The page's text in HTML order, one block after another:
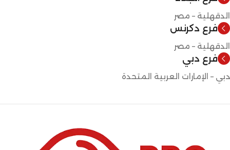
الدقهلية – مصر
فرع دكرنس
الدقهلية – مصر
فرع دبي
دبي – الإمارات العربية المتحدة